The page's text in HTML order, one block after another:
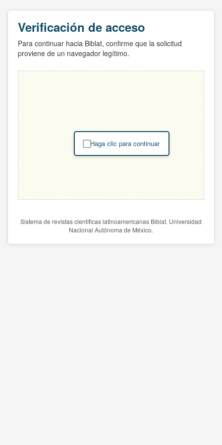
Verificación de acceso
Para continuar hacia Biblat, confirme que la solicitud
proviene de un navegador legítimo.
Haga clic para continuar
Sistema de revistas científicas latinoamericanas Biblat. Universidad
Nacional Autónoma de México.